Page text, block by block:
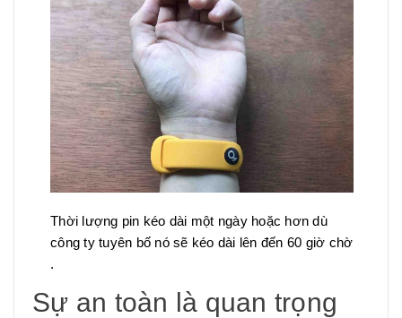
Thời lượng pin kéo dài một ngày hoặc hơn dù
công ty tuyên bố nó sẽ kéo dài lên đến 60 giờ chờ
.
Sự an toàn là quan trọng